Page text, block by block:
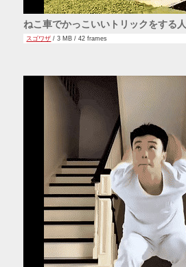
ねこ車でかっこいいトリックをする人
スゴワザ / 3 MB / 42 frames